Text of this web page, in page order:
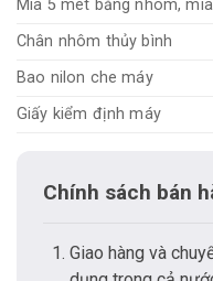
Mia 5 mét bằng nhôm,
Chân nhôm thủy bình
Bao nilon che máy
Giấy kiểm định máy
Chính sách bán
Giao hàng và